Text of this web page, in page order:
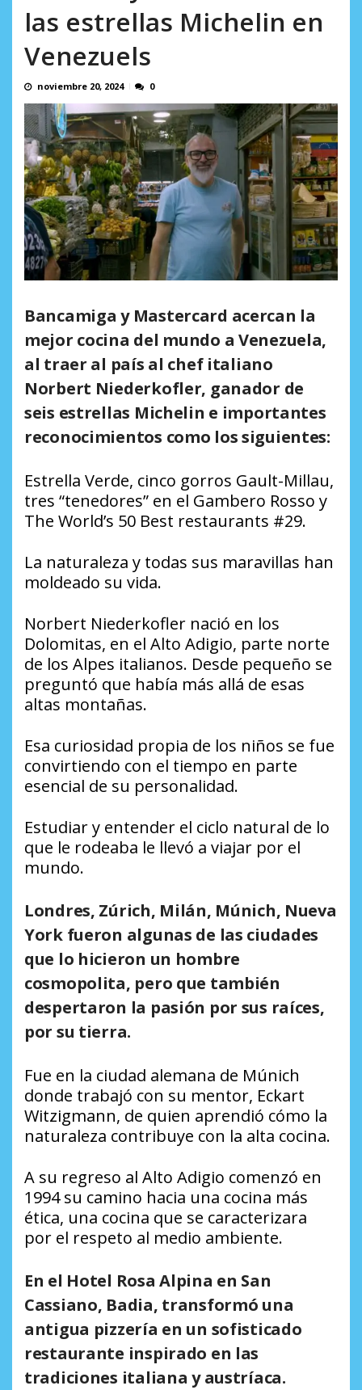
las estrellas Michelin en
Venezuels
noviembre 20, 2024 0
Bancamiga y Mastercard acercan la
mejor cocina del mundo a Venezuela,
al traer al país al chef italiano
Norbert Niederkofler, ganador de
seis estrellas Michelin e importantes
reconocimientos como los siguientes:
Estrella Verde, cinco gorros Gault-Millau,
tres “tenedores” en el Gambero Rosso y
The World’s 50 Best restaurants #29.
La naturaleza y todas sus maravillas han
moldeado su vida.
Norbert Niederkofler nació en los
Dolomitas, en el Alto Adigio, parte norte
de los Alpes italianos. Desde pequeño se
preguntó que había más allá de esas
altas montañas.
Esa curiosidad propia de los niños se fue
convirtiendo con el tiempo en parte
esencial de su personalidad.
Estudiar y entender el ciclo natural de lo
que le rodeaba le llevó a viajar por el
mundo.
Londres, Zúrich, Milán, Múnich, Nueva
York fueron algunas de las ciudades
que lo hicieron un hombre
cosmopolita, pero que también
despertaron la pasión por sus raíces,
por su tierra.
Fue en la ciudad alemana de Múnich
donde trabajó con su mentor, Eckart
Witzigmann, de quien aprendió cómo la
naturaleza contribuye con la alta cocina.
A su regreso al Alto Adigio comenzó en
1994 su camino hacia una cocina más
ética, una cocina que se caracterizara
por el respeto al medio ambiente.
En el Hotel Rosa Alpina en San
Cassiano, Badia, transformó una
antigua pizzería en un sofisticado
restaurante inspirado en las
tradiciones italiana y austríaca.